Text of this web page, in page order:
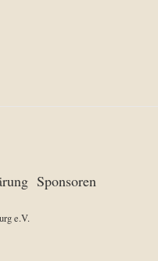
Sponsoren
e.V.